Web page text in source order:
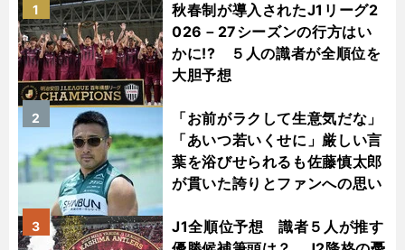
秋春制が導入されたJ1リーグ2
026－27シーズンの行方はい
かに!? ５人の識者が全順位を
大胆予想
1
「お前がラクして生意気だな」
「あいつ若いくせに」厳しい言
葉を浴びせられるも佐藤慎太郎
が貫いた誇りとファンへの思い
2
J1全順位予想 識者５人が推す
3